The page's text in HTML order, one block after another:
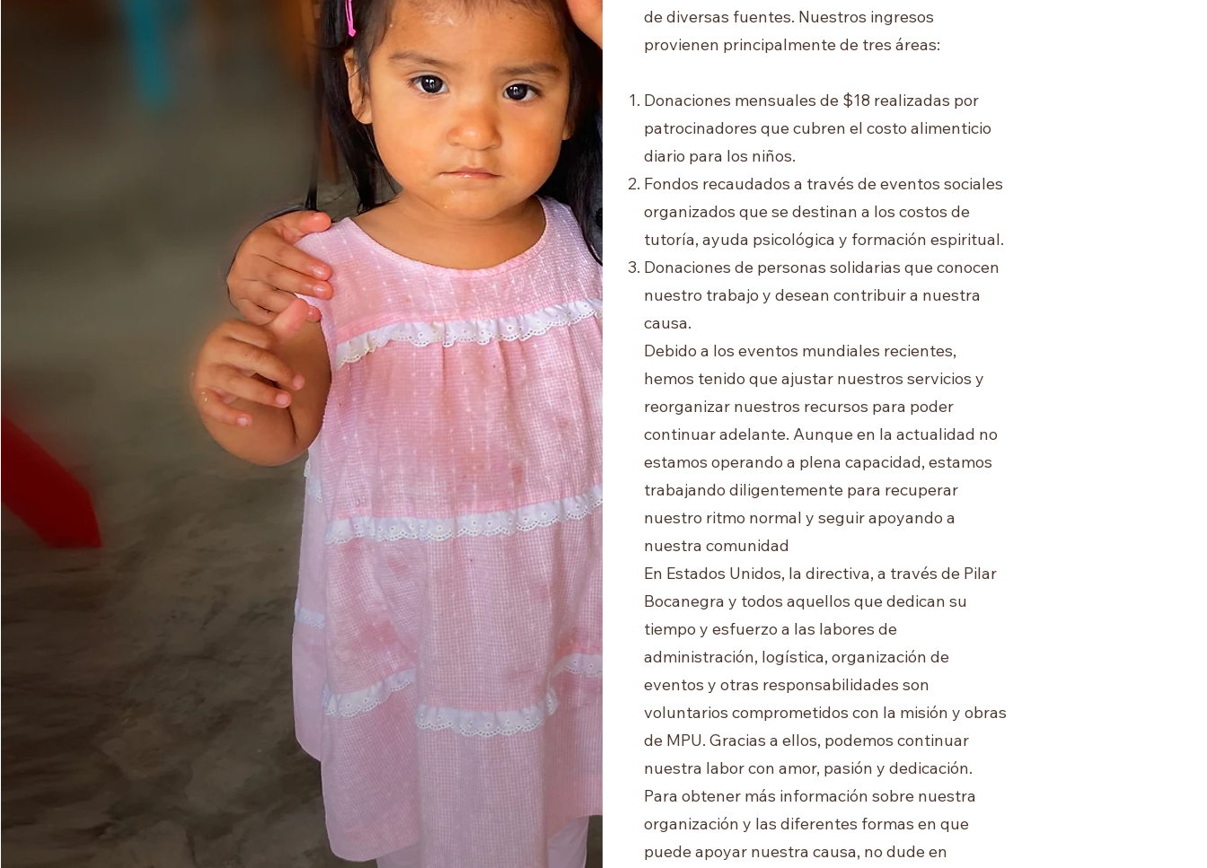
de diversas fuentes. Nuestros ingresos
provienen principalmente de tres áreas:
Donaciones mensuales de $18 realizadas por
patrocinadores que cubren el costo alimenticio
diario para los niños.
Fondos recaudados a través de eventos sociales
organizados que se destinan a los costos de
tutoría, ayuda psicológica y formación espiritual.
Donaciones de personas solidarias que conocen
nuestro trabajo y desean contribuir a nuestra
causa.
Debido a los eventos mundiales recientes,
hemos tenido que ajustar nuestros servicios y
reorganizar nuestros recursos para poder
continuar adelante. Aunque en la actualidad no
estamos operando a plena capacidad, estamos
trabajando diligentemente para recuperar
nuestro ritmo normal y seguir apoyando a
nuestra comunidad
En Estados Unidos, la directiva, a través de Pilar
Bocanegra y todos aquellos que dedican su
tiempo y esfuerzo a las labores de
administración, logística, organización de
eventos y otras responsabilidades son
voluntarios comprometidos con la misión y obras
de MPU. Gracias a ellos, podemos continuar
nuestra labor con amor, pasión y dedicación.
Para obtener más información sobre nuestra
organización y las diferentes formas en que
puede apoyar nuestra causa, no dude en